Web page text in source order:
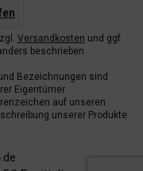
Versandkosten und ggf.
beschrieben
Bezeichnungen sind
Eigentümer.
auf unseren
unserer Produkte.